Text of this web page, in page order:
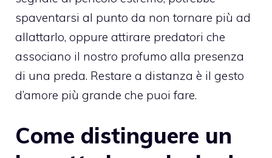
spaventarsi al punto da non tornare più ad
allattarlo, oppure attirare predatori che
associano il nostro profumo alla presenza
di una preda. Restare a distanza è il gesto
d’amore più grande che puoi fare.
Come distinguere un